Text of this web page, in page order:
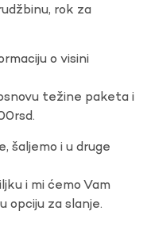
rok za
o visini
težine paketa i
šaljemo i u druge
i mi ćemo Vam
opciju za slanje.